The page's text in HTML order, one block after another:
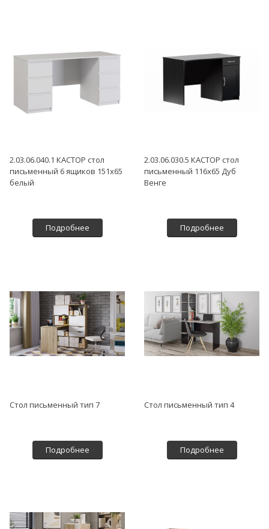
2.03.06.040.1 КАСТОР стол
письменный 6 ящиков 151х65
белый
Подробнее
2.03.06.030.5 КАСТОР стол
письменный 116х65 Дуб
Венге
Подробнее
Стол письменный тип 7
Подробнее
Стол письменный тип 4
Подробнее